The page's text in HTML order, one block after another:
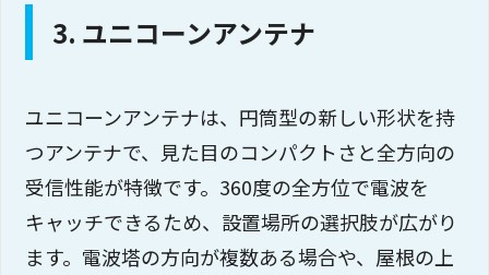
3. ユニコーンアンテナ
ユニコーンアンテナは、円筒型の新しい形状を持
つアンテナで、見た目のコンパクトさと全方向の
受信性能が特徴です。360度の全方位で電波を
キャッチできるため、設置場所の選択肢が広がり
ます。電波塔の方向が複数ある場合や、屋根の上